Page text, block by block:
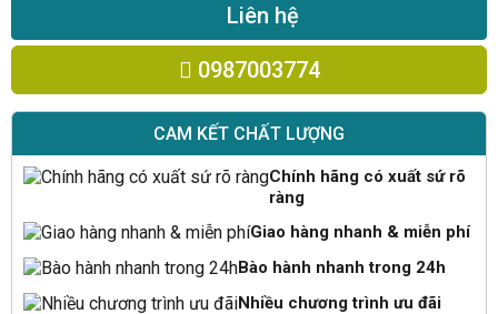
Liên hệ
0987003774
CAM KẾT CHẤT LƯỢNG
Chính hãng có xuất sứ rõ
ràng
Giao hàng nhanh & miễn phí
Bào hành nhanh trong 24h
Nhiều chương trình ưu đãi